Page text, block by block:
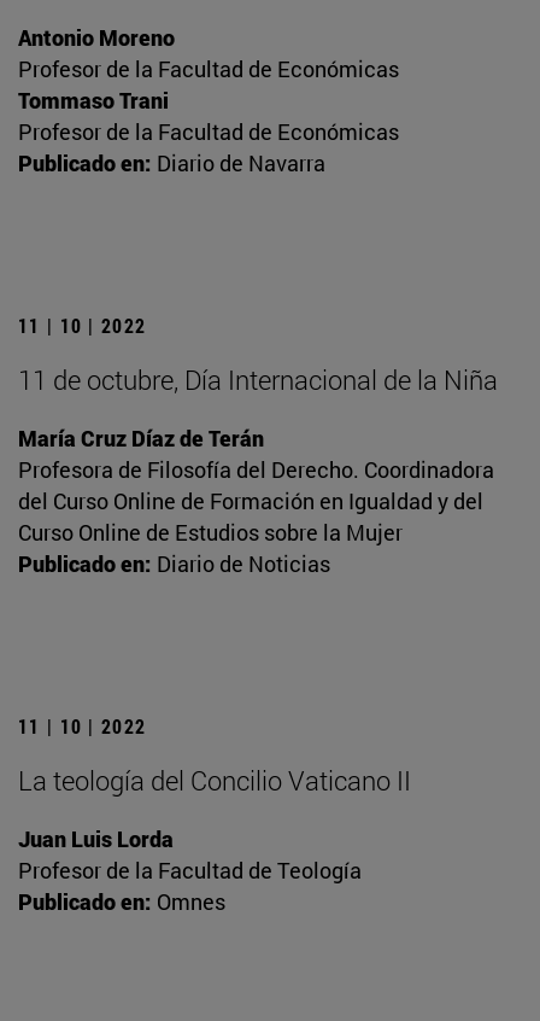
Antonio Moreno
Profesor de la Facultad de Económicas
Tommaso Trani
Profesor de la Facultad de Económicas
Publicado en: Diario de Navarra
11 | 10 | 2022
11 de octubre, Día Internacional de la Niña
María Cruz Díaz de Terán
Profesora de Filosofía del Derecho. Coordinadora
del Curso Online de Formación en Igualdad y del
Curso Online de Estudios sobre la Mujer
Publicado en: Diario de Noticias
11 | 10 | 2022
La teología del Concilio Vaticano II
Juan Luis Lorda
Profesor de la Facultad de Teología
Publicado en: Omnes